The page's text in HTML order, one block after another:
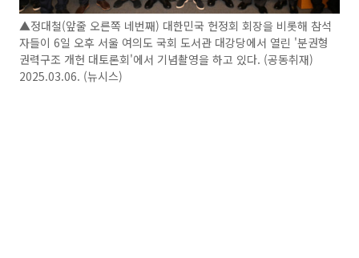
▲정대철(앞줄 오른쪽 네번째) 대한민국 헌정회 회장을 비롯해 참석
자들이 6일 오후 서울 여의도 국회 도서관 대강당에서 열린 '분권형
권력구조 개헌 대토론회'에서 기념촬영을 하고 있다. (공동취재)
2025.03.06. (뉴시스)